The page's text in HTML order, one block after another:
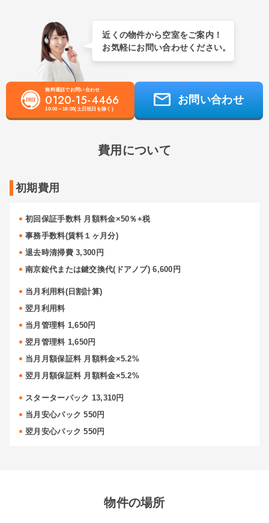
近くの物件から空室をご案内！
お気軽にお問い合わせください。
無料通話でお問い合わせ
0120-15-4466
10:00～18:00(土日祝日を除く)
お問い合わせ
費用について
初期費用
初回保証手数料 月額料金×50％+税
事務手数料(賃料１ヶ月分)
退去時清掃費 3,300円
南京錠代または鍵交換代(ドアノブ) 6,600円
当月利用料(日割計算)
翌月利用料
当月管理料 1,650円
翌月管理料 1,650円
当月月額保証料 月額料金×5.2%
翌月月額保証料 月額料金×5.2%
スターターパック 13,310円
当月安心パック 550円
翌月安心パック 550円
物件の場所